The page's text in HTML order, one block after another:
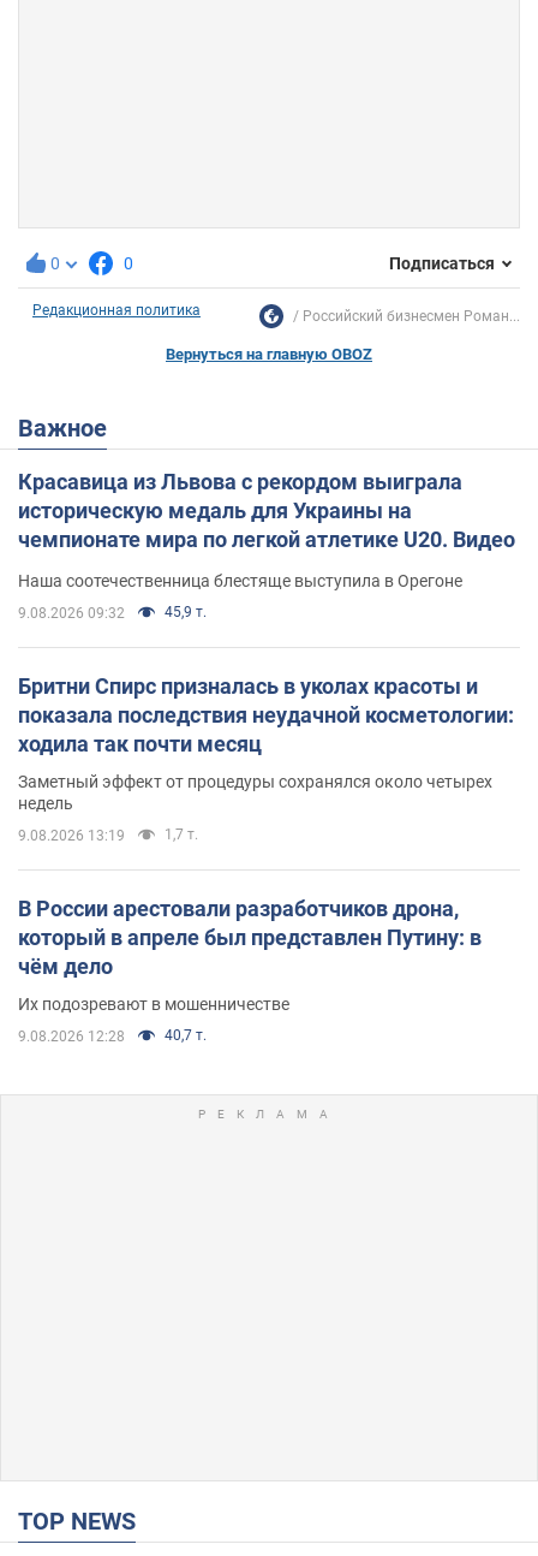
0 0 Подписаться
Редакционная политика Российский бизнесмен Роман...
Вернуться на главную OBOZ
Важное
Красавица из Львова с рекордом выиграла
историческую медаль для Украины на
чемпионате мира по легкой атлетике U20. Видео
Наша соотечественница блестяще выступила в Орегоне
9.08.2026 09:32 45,9 т.
Бритни Спирс призналась в уколах красоты и
показала последствия неудачной косметологии:
ходила так почти месяц
Заметный эффект от процедуры сохранялся около четырех
недель
9.08.2026 13:19 1,7 т.
В России арестовали разработчиков дрона,
который в апреле был представлен Путину: в
чём дело
Их подозревают в мошенничестве
9.08.2026 12:28 40,7 т.
TOP NEWS